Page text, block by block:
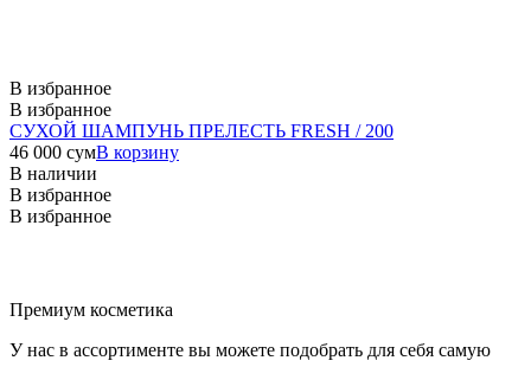
В избранное
В избранное
СУХОЙ ШАМПУНЬ ПРЕЛЕСТЬ FRESH / 200
46 000 сумВ корзину
В наличии
В избранное
В избранное
Премиум косметика
У нас в ассортименте вы можете подобрать для себя самую